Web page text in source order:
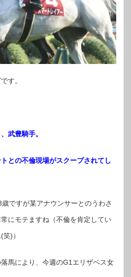
す。
武豊騎手。
との不倫現場がスクープされてし
ですが某アナウンサーとのうわさ
にモテますね（不倫を肯定してい
)）
馬により、今週のG1エリザベス女